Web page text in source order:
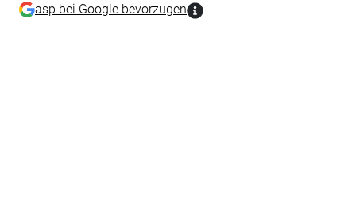
asp bei Google bevorzugen